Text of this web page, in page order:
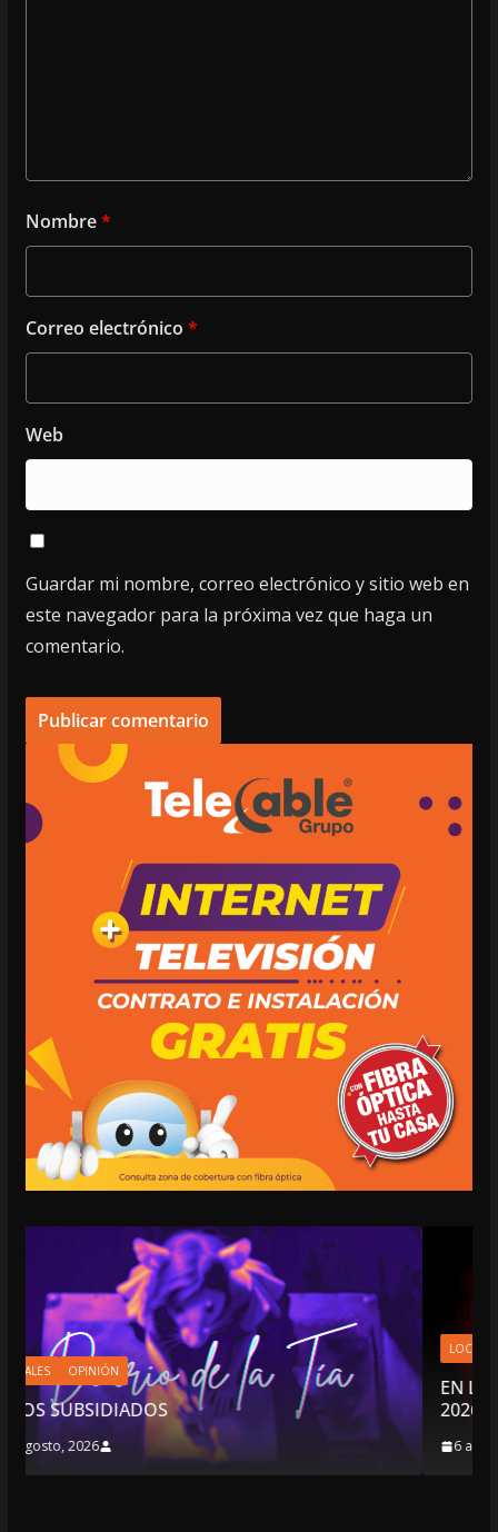
Nombre*
Correo electrónico *
Web
Guardar mi nombre, correo electrónico y sitio web en
este navegador para la próxima vez que haga un
comentario.
LOCALES OPINIÓN
EN LAS TRIPAS DEL JAGUAR: 06 DE
2026
6 agosto, 2026